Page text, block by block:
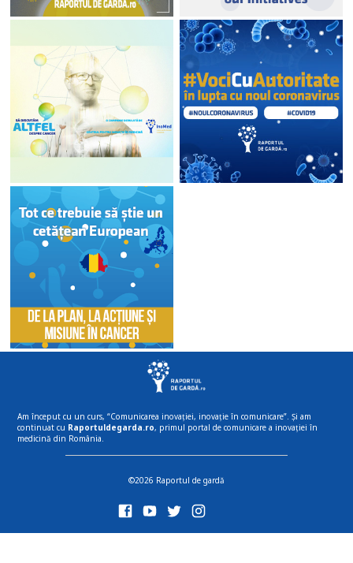
Am început cu un curs, “Comunicarea inovației, inovație în comunicare”. Și am
continuat cu Raportuldegarda.ro, primul portal de comunicare a inovației în
medicină din România.
©2026 Raportul de gardă